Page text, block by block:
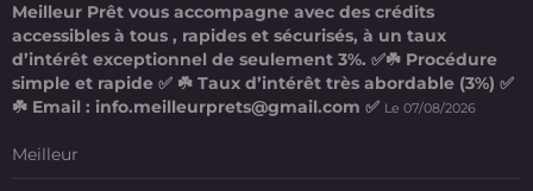
Meilleur Prêt vous accompagne avec des crédits
accessibles à tous , rapides et sécurisés, à un taux
d’intérêt exceptionnel de seulement 3%. ✅☘️ Procédure
simple et rapide ✅ ☘️ Taux d’intérêt très abordable (3%) ✅
☘️ Email : info.meilleurprets@gmail.com ✅ Le 07/08/2026
Meilleur